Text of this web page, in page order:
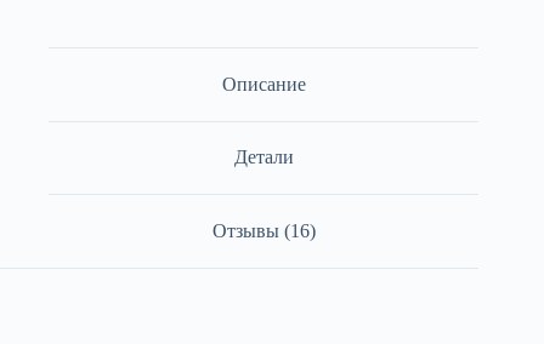
Описание
Детали
Отзывы (16)